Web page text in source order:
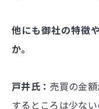
他にも御社の特徴
か。
戸井氏： 売買の金
するところは少な